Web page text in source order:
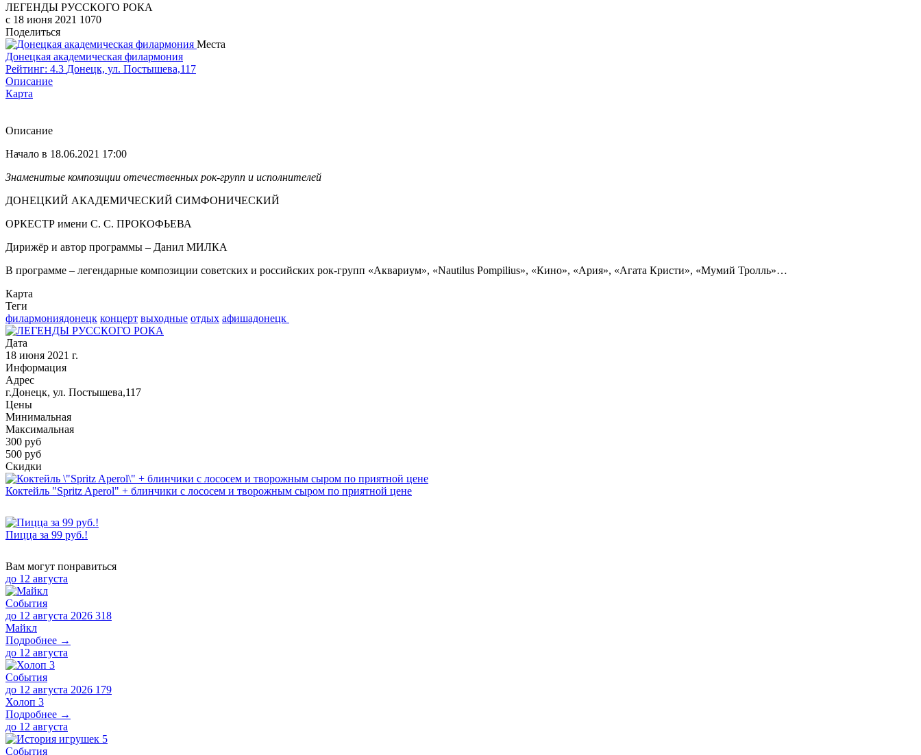
ЛЕГЕНДЫ РУССКОГО РОКА
c 18 июня 2021 1070
Поделиться
Места
Донецкая академическая филармония
Рейтинг: 4.3 Донецк, ул. Постышева,117
Описание
Карта
Описание
Начало в 18.06.2021 17:00
Знаменитые композиции отечественных рок-групп и исполнителей
ДОНЕЦКИЙ АКАДЕМИЧЕСКИЙ СИМФОНИЧЕСКИЙ
ОРКЕСТР имени С. С. ПРОКОФЬЕВА
Дирижёр и автор программы – Данил МИЛКА
В программе – легендарные композиции советских и российских рок-групп «Аквариум», «Nautilus Pompilius», «Кино», «Ария», «Агата Кристи», «Мумий Тролль»…
Карта
Теги
филармониядонецк концерт выходные отдых афишадонецк ​
Дата
18 июня 2021 г.
Информация
Адрес
г.Донецк, ул. Постышева,117
Цены
Минимальная
Максимальная
300 руб
500 руб
Скидки
Коктейль "Spritz Aperol" + блинчики с лососем и творожным сыром по приятной цене
Пицца за 99 руб.!
Вам могут понравиться
до 12 августа
События
до 12 августа 2026 318
Майкл
Подробнее →
до 12 августа
События
до 12 августа 2026 179
Холоп 3
Подробнее →
до 12 августа
События